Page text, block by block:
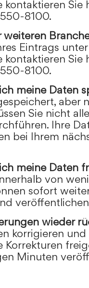
Sie
8100.
Eintrags
Sie
8100.
meine Daten
aber
Sie nicht
Ihre
bei Ihrem
meine Daten
von
sofort
wieder
korrigieren
Korrekturen
Minuten